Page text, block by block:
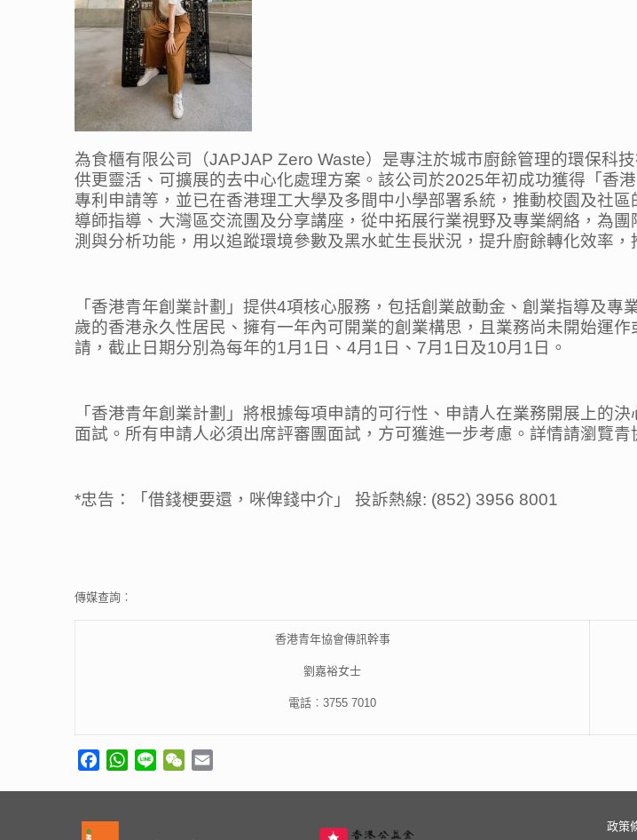
為食櫃有限公司（JAPJAP Zero Waste）是專注於城市廚餘管理的環保科
供更靈活、可擴展的去中心化處理方案。該公司於2025年初成功獲得「香
專利申請等，並已在香港理工大學及多間中小學部署系統，推動校園及社
導師指導、大灣區交流團及分享講座，從中拓展行業視野及專業網絡，為
測與分析功能，用以追蹤環境參數及黑水虻生長狀況，提升廚餘轉化效率，
「香港青年創業計劃」提供4項核心服務，包括創業啟動金、創業指導及
歲的香港永久性居民、擁有一年內可開業的創業構思，且業務尚未開始運
請，截止日期分別為每年的1月1日、4月1日、7月1日及10月1日。
「香港青年創業計劃」將根據每項申請的可行性、申請人在業務開展上的
面試。所有申請人必須出席評審團面試，方可獲進一步考慮。詳情請瀏覽
*忠告：「借錢梗要還，咪俾錢中介」 投訴熱線: (852) 3956 8001
傳媒查詢︰
香港青年協會傳訊幹事
劉嘉裕女士
電話︰3755 7010
FacebookWhatsApp
Line WeChat
政策